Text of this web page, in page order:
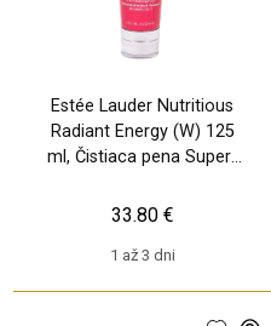
Estée Lauder Nutritious
Radiant Energy (W) 125
ml, Čistiaca pena Super-
1 až 3 dni
33.80 €